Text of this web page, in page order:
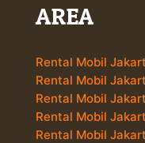
AREA
Rental Mobil
Rental Mobil
Rental Mobil
Rental Mobil
Rental Mobil